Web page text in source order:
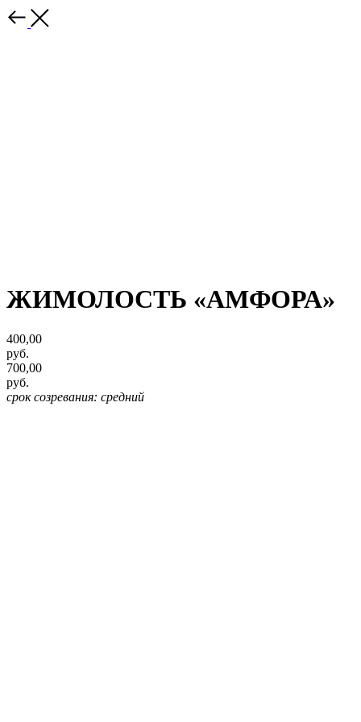
ЖИМОЛОСТЬ «АМФОРА»
400,00
руб.
700,00
руб.
срок созревания: средний